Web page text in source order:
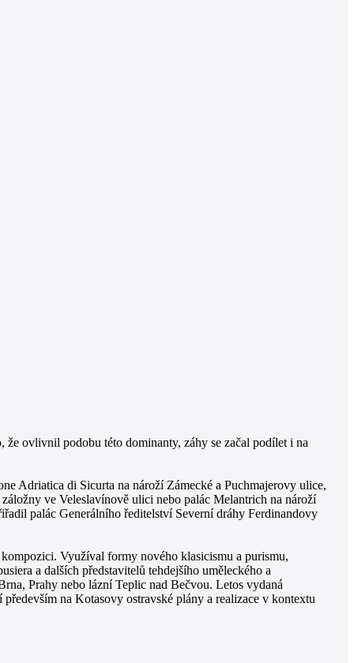
ovlivnil podobu této dominanty, záhy se začal podílet i na
Adriatica di Sicurta na nároží Zámecké a Puchmajerovy ulice,
ve Veleslavínově ulici nebo palác Melantrich na nároží
palác Generálního ředitelství Severní dráhy Ferdinandovy
Využíval formy nového klasicismu a purismu,
a dalších představitelů tehdejšího uměleckého a
Prahy nebo lázní Teplic nad Bečvou. Letos vydaná
na Kotasovy ostravské plány a realizace v kontextu